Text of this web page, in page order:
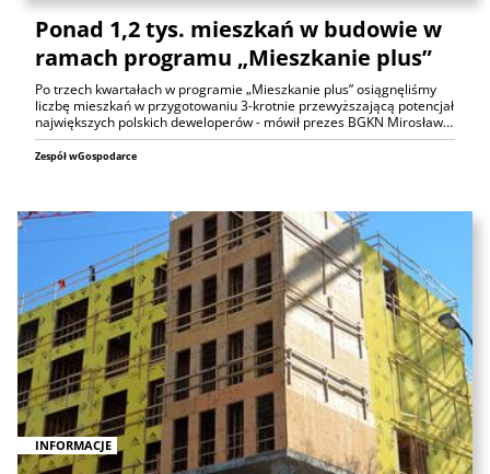
Ponad 1,2 tys. mieszkań w budowie w
ramach programu „Mieszkanie plus”
Po trzech kwartałach w programie „Mieszkanie plus” osiągnęliśmy
liczbę mieszkań w przygotowaniu 3-krotnie przewyższającą potencjał
największych polskich deweloperów - mówił prezes BGKN Mirosław…
Zespół wGospodarce
INFORMACJE